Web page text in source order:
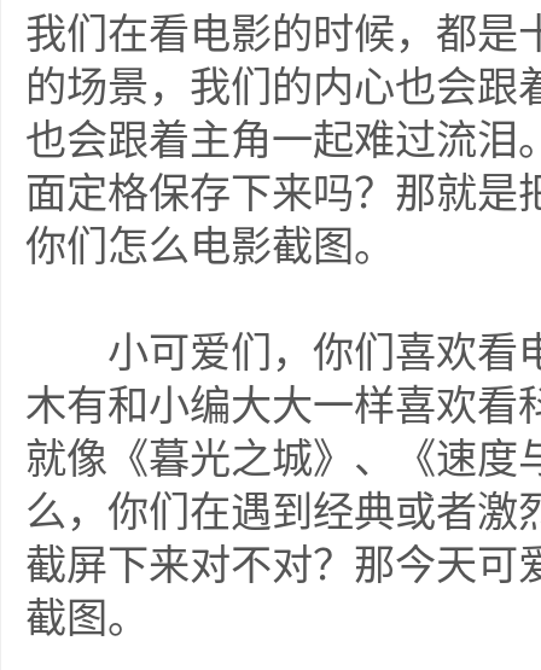
我们在看电影的时候，都
的场景，我们的内心也会
也会跟着主角一起难过流
面定格保存下来吗？那就
你们怎么电影截图。
小可爱们，你们喜欢看
木有和小编大大一样喜欢
就像《暮光之城》、《速
么，你们在遇到经典或者
截屏下来对不对？那今天
截图。